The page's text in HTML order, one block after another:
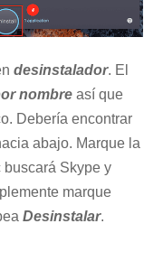
desinstalador. El
nombre así que
Debería encontrar
abajo. Marque la
Skype y
marque
Desinstalar.